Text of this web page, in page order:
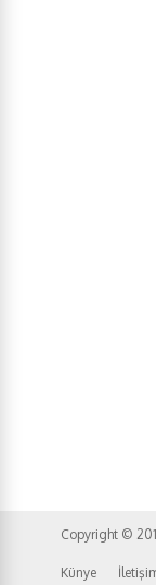
Copyright ©
Künye